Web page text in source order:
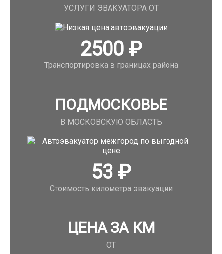
УСЛУГИ ЭВАКУАТОРА ОТ
2500₽
Транспортировка в границах района
ПОДМОСКОВЬЕ
В МОСКОВСКУЮ ОБЛАСТЬ
53₽
Стоимость километра эвакуации
ЦЕНА ЗА КМ
ОТ